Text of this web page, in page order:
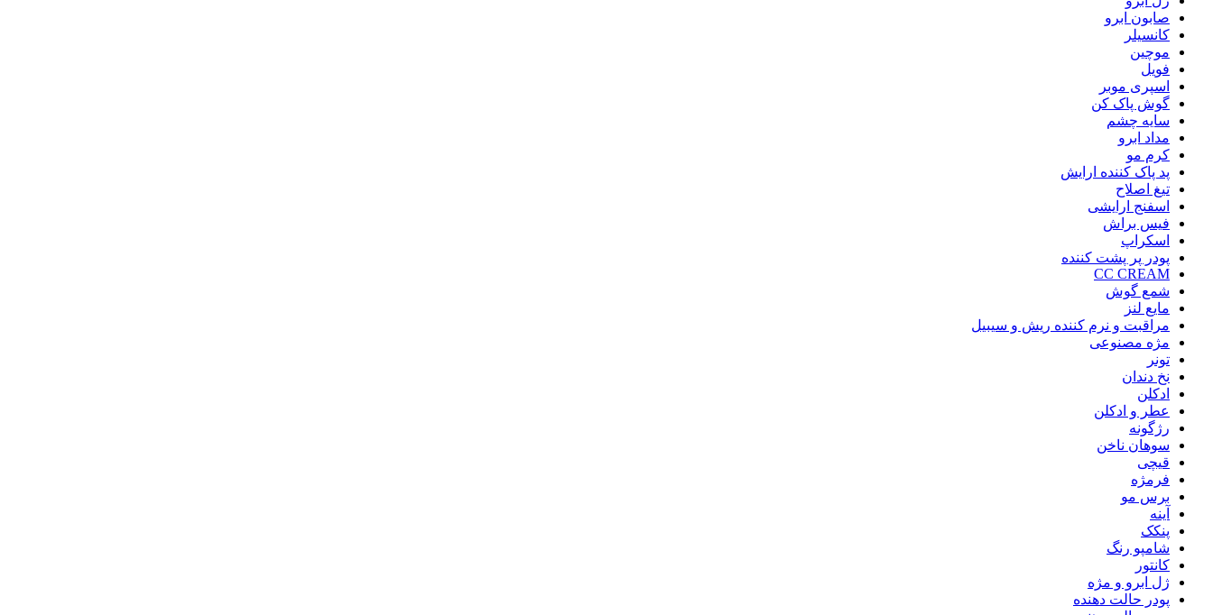
صابون ابرو
کانسیلر
موچین
فویل
اسپری موبر
گوش پاک کن
سایه چشم
مداد ابرو
کرم مو
پد پاک کننده ارایش
تیغ اصلاح
اسفنج ارایشی
فیس براش
اسکراپ
پودر پر پشت کننده
CC CREAM
شمع گوش
مایع لنز
مراقبت و نرم کننده ریش و سیبیل
مژه مصنوعی
تونر
نخ دندان
ادکلن
عطر و ادکلن
رژگونه
سوهان ناخن
قیچی
فرمژه
برس مو
آینه
پنکک
شامپو رنگ
کانتور
ژل ابرو و مژه
پودر حالت دهنده